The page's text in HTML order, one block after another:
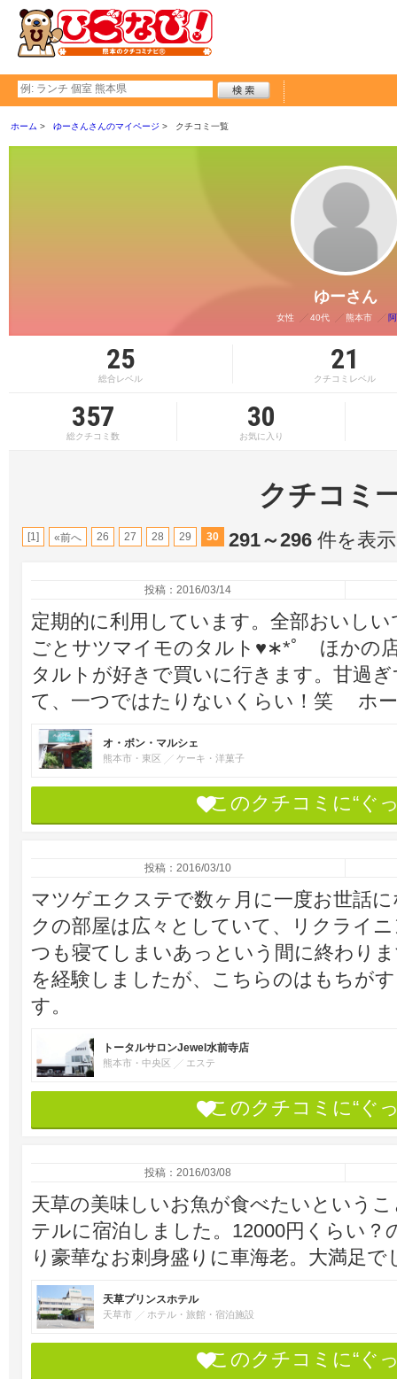
ホーム ゆーさんさんのマイページ クチコミ一覧
ゆーさん
女性 40代 熊本市
25
総合レベル
21
クチコミレベル
357
総クチコミ数
30
お気に入り
クチコミ
[1] «前へ 26 27 28 29 30 291～296 件を表
投稿：2016/03/14
定期的に利用しています。全部おいし
ごとサツマイモのタルト♥︎∗*ﾟ ほかの
タルトが好きで買いに行きます。甘過
て、一つではたりないくらい！笑 ホ
オ・ボン・マルシェ
熊本市・東区 ケーキ・洋菓子
このクチコミに“ぐ
投稿：2016/03/10
マツゲエクステで数ヶ月に一度お世話
クの部屋は広々としていて、リクライ
つも寝てしまいあっという間に終わり
を経験しましたが、こちらのはもちが
す。
トータルサロンJewel水前寺店
熊本市・中央区 エステ
このクチコミに“ぐ
投稿：2016/03/08
天草の美味しいお魚が食べたいという
テルに宿泊しました。12000円くらい
り豪華なお刺身盛りに車海老。大満足で
天草プリンスホテル
天草市 ホテル・旅館・宿泊施設
このクチコミに“ぐ